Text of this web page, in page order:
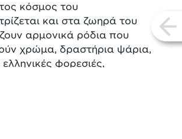
κόσμος του
και στα ζωηρά του
αρμονικά ρόδια που
χρώμα, δραστήρια ψάρια,
φορεσιές,